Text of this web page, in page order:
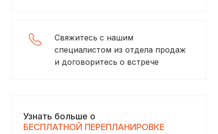
Свяжитесь с нашим
специалистом из отдела продаж
и договоритесь о встрече
Узнать больше о
БЕСПЛАТНОЙ ПЕРЕПЛАНИРОВКЕ